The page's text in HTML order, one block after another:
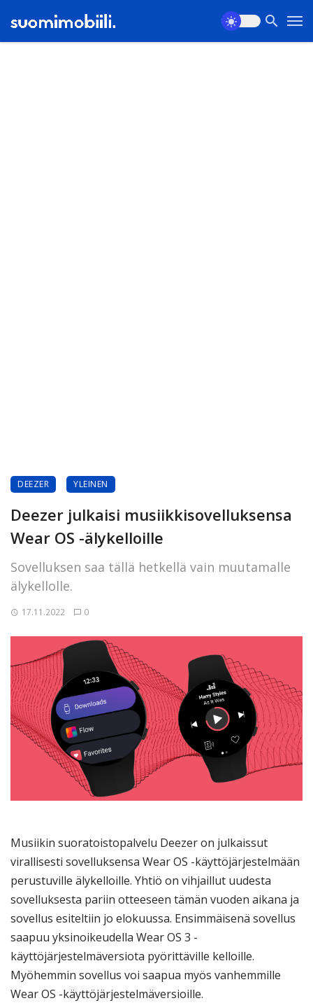
DEEZER YLEINEN
Deezer julkaisi musiikkisovelluksensa
Wear OS -älykelloille
Sovelluksen saa tällä hetkellä vain muutamalle
älykellolle.
17.11.2022 0
Musiikin suoratoistopalvelu Deezer on julkaissut
virallisesti sovelluksensa Wear OS -käyttöjärjestelmään
perustuville älykelloille. Yhtiö on vihjaillut uudesta
sovelluksesta pariin otteeseen tämän vuoden aikana ja
sovellus esiteltiin jo elokuussa. Ensimmäisenä sovellus
saapuu yksinoikeudella Wear OS 3 -
käyttöjärjestelmäversiota pyörittäville kelloille.
Myöhemmin sovellus voi saapua myös vanhemmille
Wear OS -käyttöjärjestelmäversioille.